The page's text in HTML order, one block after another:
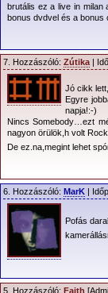
annak pedig
Szinte ott érzem
a korábbi
lehetőséget
Jóllehet az
szinte önálló
Tetszetősek a
vagy a Never
elkapása.
brutális ez a live in milan
bonus dvdvel és a bonus
7. Hozzászóló: Zútika |
Jó cikk
Egyre
napja!:-)
Nincs Somebody…ezt
nagyon örülök,h volt
De ez.na,megint lehet
6. Hozzászóló: MarK |
Pofás
5. Hozzászóló: Faith